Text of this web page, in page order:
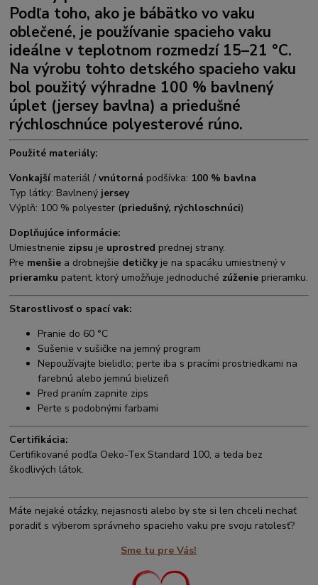
Podľa toho, ako je bábätko vo vaku
oblečené, je používanie spacieho vaku
ideálne v teplotnom rozmedzí 15–21 °C.
Na výrobu tohto detského spacieho vaku
bol použitý výhradne 100 % bavlnený
úplet (jersey bavlna) a priedušné
rýchloschnúce polyesterové rúno.
Použité materiály:
Vonkajší materiál /vnútorná podšívka: 100 % bavlna
Typ látky: Bavlnený jersey
Výplň: 100 % polyester (priedušný, rýchloschnúci)
Doplňujúce informácie:
Umiestnenie zipsu je uprostred prednej strany.
Pre menšie a drobnejšie detičky je na spacáku umiestnený v
prieramku patent, ktorý umožňuje jednoduché zúženie prieramku.
Starostlivosť o spací vak:
Pranie do 60 °C
Sušenie v sušičke na jemný program
Nepoužívajte bielidlo; perte iba s pracími prostriedkami na
farebnú alebo jemnú bielizeň
Pred praním zapnite zips
Perte s podobnými farbami
Certifikácia:
Certifikované podľa Oeko-Tex Standard 100, a teda bez
škodlivých látok.
Máte nejaké otázky, nejasnosti alebo by ste si len chceli nechať
poradiť s výberom správneho spacieho vaku pre svoju ratolesť?
Sme tu pre Vás!